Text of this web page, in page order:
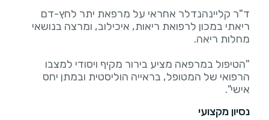
ד"ר קליינהנדלר אחראי על מרפאת יתר לחץ-דם
ריאתי במכון לרפואת ריאות, איכילוב, ומרצה בנושאי
"הטיפול במרפאה מציע בירור מקיף ויסודי למצבו
הרפואי של המטופל, בראייה הוליסטית ובמתן יחס
אישי".
נסיון מקצועי